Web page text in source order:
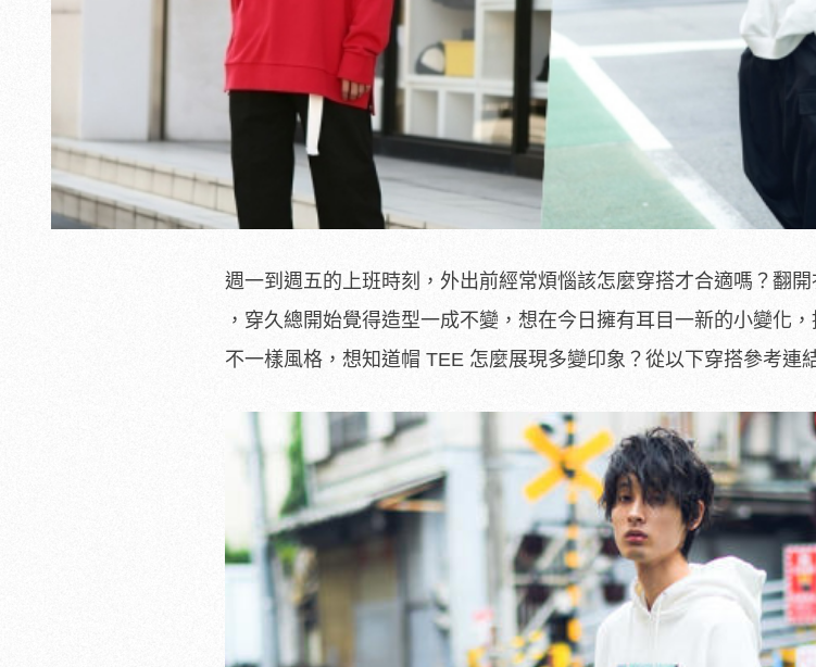
週一到週五的上班時刻，外出前經常煩惱該怎麼穿搭才合適嗎？翻
，穿久總開始覺得造型一成不變，想在今日擁有耳目一新的小變化
不一樣風格，想知道帽 TEE 怎麼展現多變印象？從以下穿搭參考連